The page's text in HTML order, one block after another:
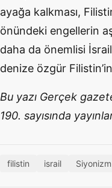
ayağa kalkması,
önündeki engellerin
daha da önemlisi
denize özgür
Bu yazı Gerçek
190. sayısında
filistin israil Siyonizm